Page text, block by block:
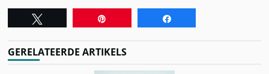
GERELATEERDE ARTIKELS